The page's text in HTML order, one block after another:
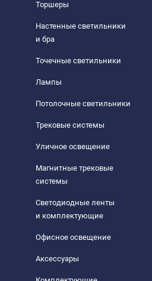
Торшеры
Настенные светильники
и бра
Точечные светильники
Лампы
Потолочные светильники
Трековые системы
Уличное освещение
Магнитные трековые
системы
Светодиодные ленты
и комплектующие
Офисное освещение
Аксессуары